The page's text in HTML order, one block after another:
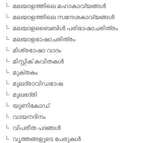
മലയാളത്തിലെ മഹാകാവ്യങ്ങള്‍
മലയാളത്തിലെ സന്ദേശകാവ്യങ്ങള്‍
മലയാളബൈബിള്‍ പരിഭാഷാചരിത്രം
മലയാളഭാഷാചരിത്രം
മിശ്രഭാഷാ വാദം
മിസ്റ്റിക് കവിതകള്‍
മുക്തകം
മൂലദ്രാവിഡഭാഷ
മൂലഭദ്രി
യൂണികോഡ്
വായനദിനം
വിപരീത പദങ്ങള്‍
വൃത്തങ്ങളുടെ പേരുകള്‍